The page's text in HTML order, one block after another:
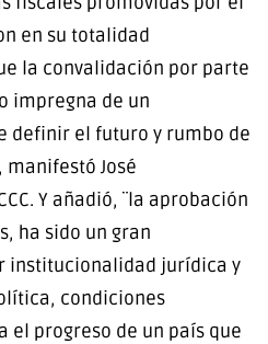
en su totalidad
la convalidación por parte
impregna de un
definir el futuro y rumbo de
manifestó José
Y añadió, ¨la aprobación
ha sido un gran
institucionalidad jurídica y
condiciones
el progreso de un país que